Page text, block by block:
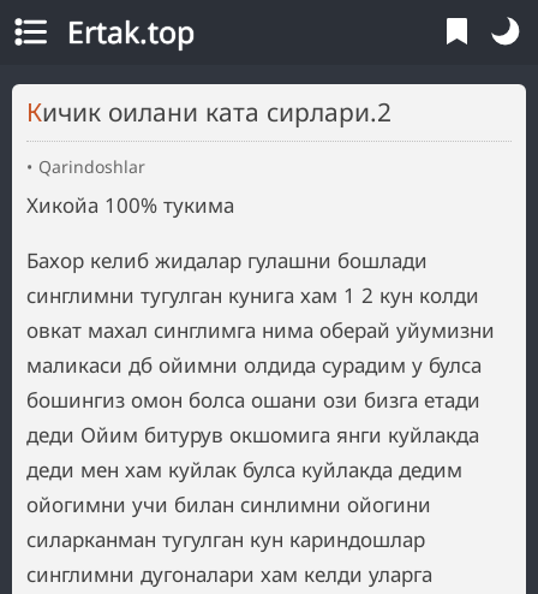
Ertak.top
Кичик оилани ката сирлари.2
Qarindoshlar
Хикойа 100% тукима
Бахор келиб жидалар гулашни бошлади
синглимни тугулган кунига хам 1 2 кун колди
овкат махал синглимга нима оберай уйумизни
маликаси дб ойимни олдида сурадим у булса
бошингиз омон болса ошани ози бизга етади
деди Ойим битурув окшомига янги куйлакда
деди мен хам куйлак булса куйлакда дедим
ойогимни учи билан синлимни ойогини
силарканман тугулган кун кариндошлар
синглимни дугоналари хам келди уларга